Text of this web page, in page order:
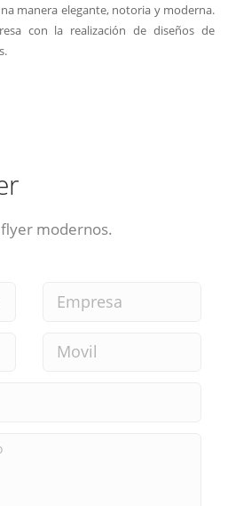
manera elegante, notoria y moderna.
con la realización de diseños de
modernos.